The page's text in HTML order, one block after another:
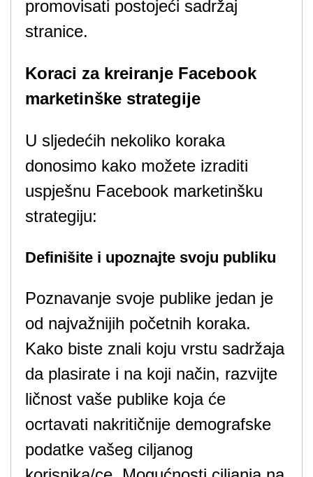
promovisati postojeći sadržaj
stranice.
Koraci za kreiranje Facebook
marketinške strategije
U sljedećih nekoliko koraka
donosimo kako možete izraditi
uspješnu Facebook marketinšku
strategiju:
Definišite i upoznajte svoju publiku
Poznavanje svoje publike jedan je
od najvažnijih početnih koraka.
Kako biste znali koju vrstu sadržaja
da plasirate i na koji način, razvijte
ličnost vaše publike koja će
ocrtavati nakritičnije demografske
podatke vašeg ciljanog